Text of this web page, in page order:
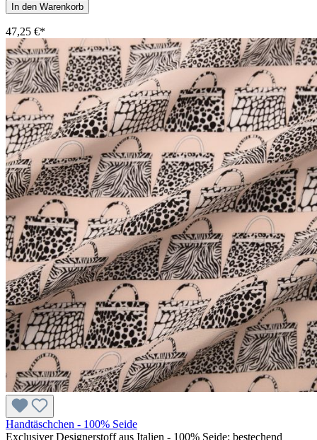
In den Warenkorb
47,25 €*
Handtäschchen - 100% Seide
Exclusiver Designerstoff aus Italien - 100% Seide: bestechend